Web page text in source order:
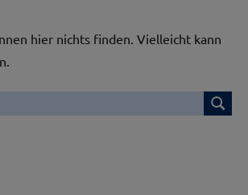
hier nichts finden. Vielleicht kann